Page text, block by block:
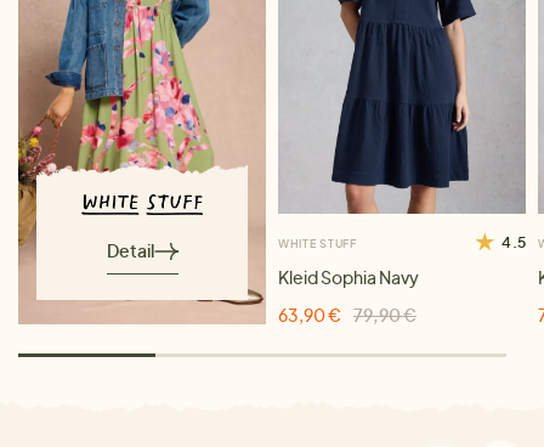
Detail WHITE STUFF 4.5
Kleid Sophia Navy
63,90 €
79,90 €